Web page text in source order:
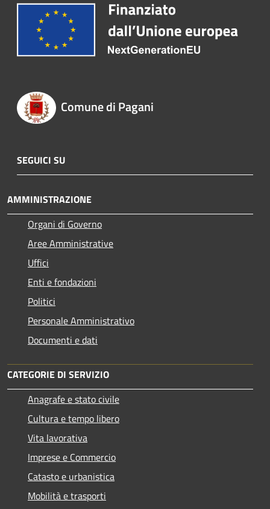
Comune di Pagani
SEGUICI SU
AMMINISTRAZIONE
Organi di Governo
Aree Amministrative
Uffici
Enti e fondazioni
Politici
Personale Amministrativo
Documenti e dati
CATEGORIE DI SERVIZIO
Anagrafe e stato civile
Cultura e tempo libero
Vita lavorativa
Imprese e Commercio
Catasto e urbanistica
Mobilità e trasporti